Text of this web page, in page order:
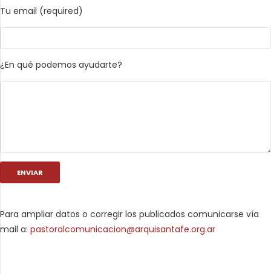
Tu email (required)
¿En qué podemos ayudarte?
Para ampliar datos o corregir los publicados comunicarse vía
mail a: pastoralcomunicacion@arquisantafe.org.ar